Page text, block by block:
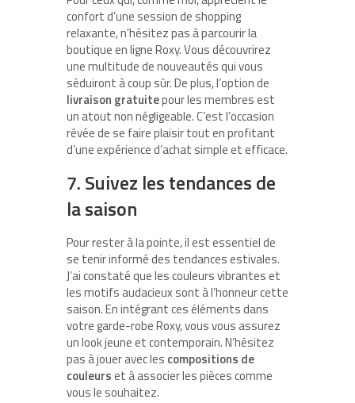
confort d’une session de shopping
relaxante, n’hésitez pas à parcourir la
boutique en ligne Roxy. Vous découvrirez
une multitude de nouveautés qui vous
séduiront à coup sûr. De plus, l’option de
livraison gratuitepour les membres est
un atout non négligeable. C’est l’occasion
rêvée de se faire plaisir tout en profitant
d’une expérience d’achat simple et efficace.
7. Suivez les tendances de
la saison
Pour rester à la pointe, il est essentiel de
se tenir informé des tendances estivales.
J’ai constaté que les couleurs vibrantes et
les motifs audacieux sont à l’honneur cette
saison. En intégrant ces éléments dans
votre garde-robe Roxy, vous vous assurez
un look jeune et contemporain. N’hésitez
pas à jouer avec les compositions de
couleurset à associer les pièces comme
vous le souhaitez.